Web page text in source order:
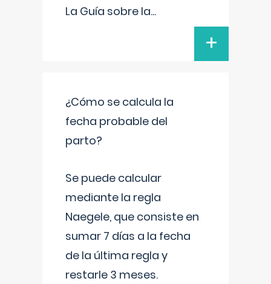
La Guía sobre la...
+
¿Cómo se calcula la
fecha probable del
parto?
Se puede calcular
mediante la regla
Naegele, que consiste en
sumar 7 días a la fecha
de la última regla y
restarle 3 meses.